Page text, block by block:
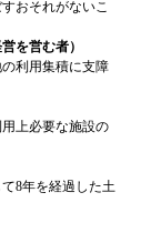
おそれがないこ
を営む者）
利用集積に支障
上必要な施設の
8年を経過した土